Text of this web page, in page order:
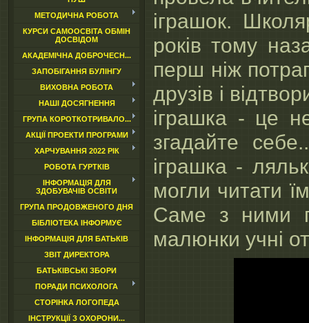
МЕТОДИЧНА РОБОТА
КУРСИ САМООСВІТА ОБМІН
ДОСВІДОМ
АКАДЕМІЧНА ДОБРОЧЕСН...
ЗАПОБІГАННЯ БУЛІНГУ
ВИХОВНА РОБОТА
НАШІ ДОСЯГНЕННЯ
ГРУПА КОРОТКОТРИВАЛО...
АКЦІЇ ПРОЕКТИ ПРОГРАМИ
ХАРЧУВАННЯ 2022 РІК
РОБОТА ГУРТКІВ
ІНФОРМАЦІЯ ДЛЯ
ЗДОБУВАЧІВ ОСВІТИ
ГРУПА ПРОДОВЖЕНОГО ДНЯ
БІБЛІОТЕКА ІНФОРМУЄ
ІНФОРМАЦІЯ ДЛЯ БАТЬКІВ
ЗВІТ ДИРЕКТОРА
БАТЬКІВСЬКІ ЗБОРИ
ПОРАДИ ПСИХОЛОГА
СТОРІНКА ЛОГОПЕДА
ІНСТРУКЦІЇ З ОХОРОНИ...
іграшок.
років тому
перш ніж
друзів і
іграшка - це
згадайте
іграшка -
могли читати
Саме з ними
малюнки учні